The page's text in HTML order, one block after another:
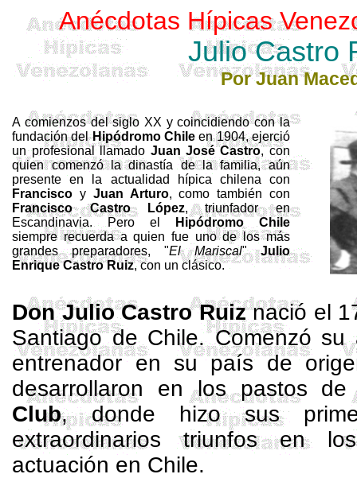
Anécdotas Hípicas
Julio Castro
Por Juan
A comienzos del siglo XX y coincidiendo con la
fundación delHipódromo Chile en 1904, ejerció
un profesional llamado Juan José Castro, con
quien comenzó la dinastía de la familia, aún
presente en la actualidad hípica chilena con
Francisco y Juan Arturo, como también con
Francisco Castro López, triunfador en
Escandinavia. Pero el
Hipódromo Chile
siempre recuerda a quien fue uno de los más
grandes preparadores, "El Mariscal"Julio
Enrique Castro Ruiz, con un clásico.
Don Julio Castro Ruiznació el
Santiago de Chile. Comenzó su
entrenador en su país de
desarrollaron en los pastos
Club, donde hizo sus
extraordinarios triunfos en
actuación en Chile.